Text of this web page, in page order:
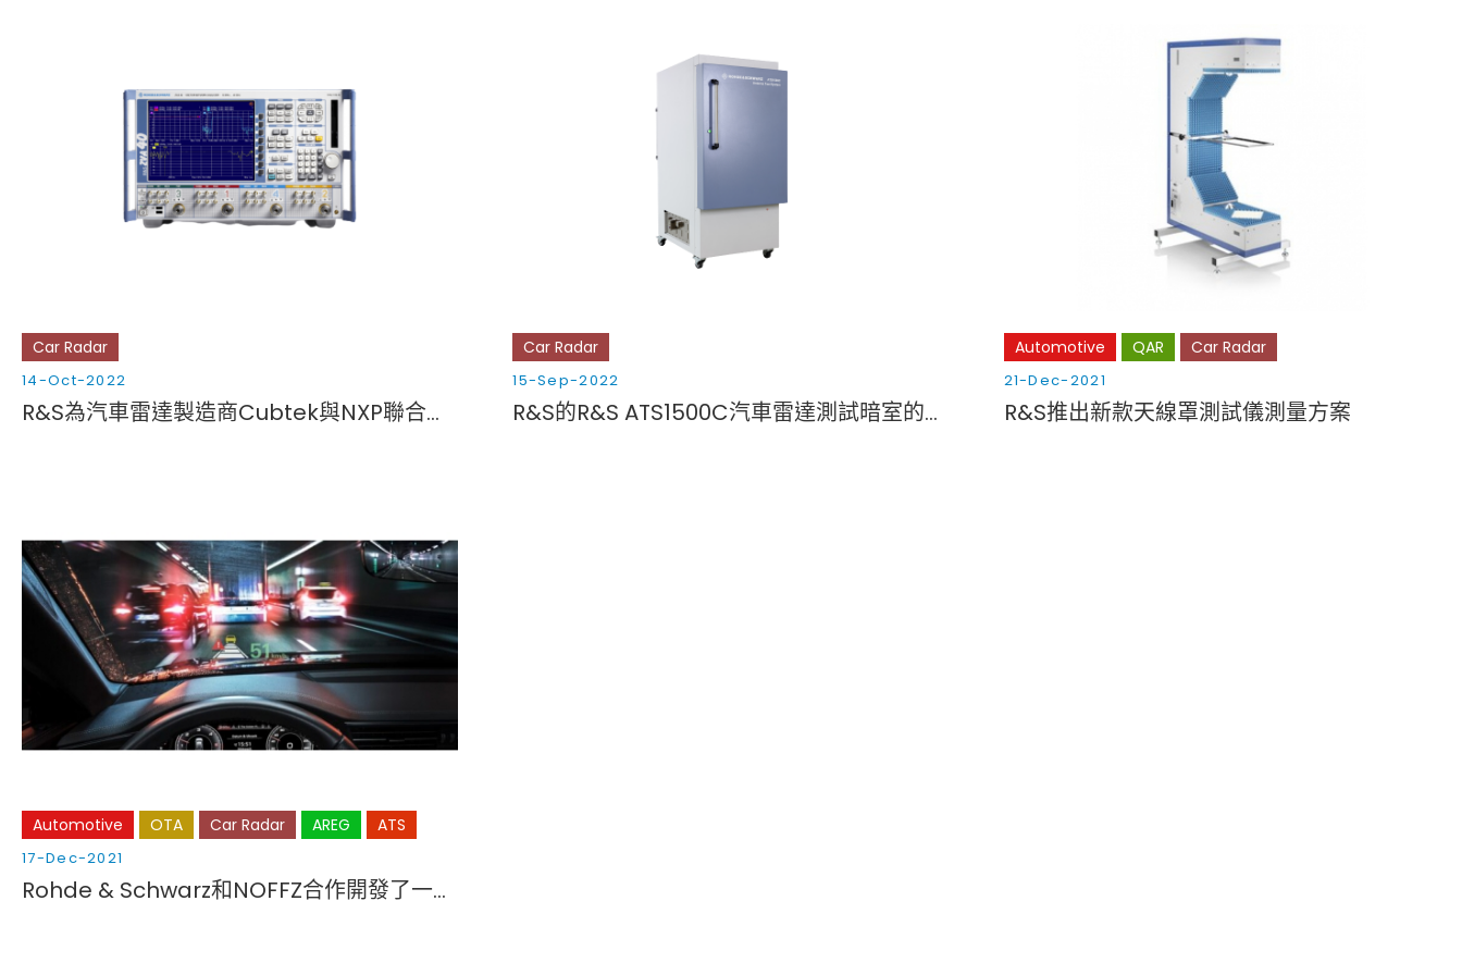
Car Radar
14-Oct-2022
R&S為汽車雷達製造商Cubtek與NXP聯合推出的4D成像雷達平臺提供支援
Car Radar
15-Sep-2022
R&S的R&S ATS1500C汽車雷達測試暗室的獨特功能提高了測試效率和靈活性
Automotive QAR Car Radar
21-Dec-2021
R&S推出新款天線罩測試儀測量方案
Automotive OTA Car Radar AREG ATS
17-Dec-2021
Rohde & Schwarz和NOFFZ合作開發了一款用於汽車成像雷達的CATR（緊湊型天線測試範圍）生產測試系統